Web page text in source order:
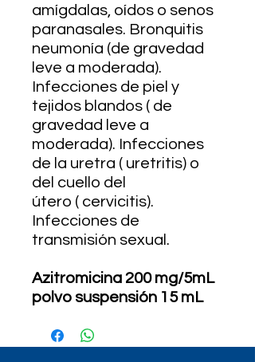
amígdalas, oídos o senos
paranasales. Bronquitis
neumonía (de gravedad
leve a moderada).
Infecciones de piel y
tejidos blandos ( de
gravedad leve a
moderada). Infecciones
de la uretra ( uretritis) o
del cuello del
útero ( cervicitis).
Infecciones de
transmisión sexual.
Azitromicina 200 mg/5mL
polvo suspensión 15 mL